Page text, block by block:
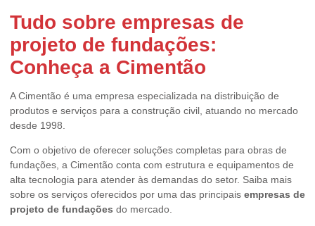
Tudo sobre empresas de
projeto de fundações:
Conheça a Cimentão
A Cimentão é uma empresa especializada na distribuição de
produtos e serviços para a construção civil, atuando no mercado
desde 1998.
Com o objetivo de oferecer soluções completas para obras de
fundações, a Cimentão conta com estrutura e equipamentos de
alta tecnologia para atender às demandas do setor. Saiba mais
sobre os serviços oferecidos por uma das principais empresas de
projeto de fundações do mercado.